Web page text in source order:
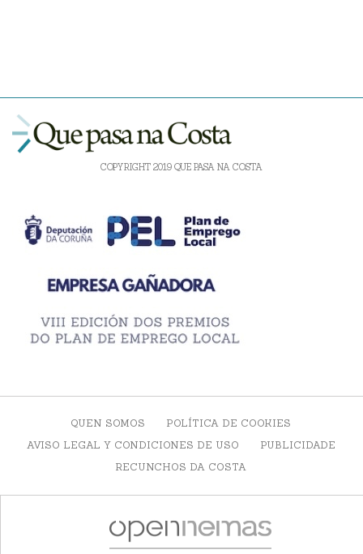
COPYRIGHT 2019 QUE PASA NA COSTA
QUEN SOMOS
POLÍTICA DE COOKIES
AVISO LEGAL Y CONDICIONES DE USO
PUBLICIDADE
RECUNCHOS DA COSTA